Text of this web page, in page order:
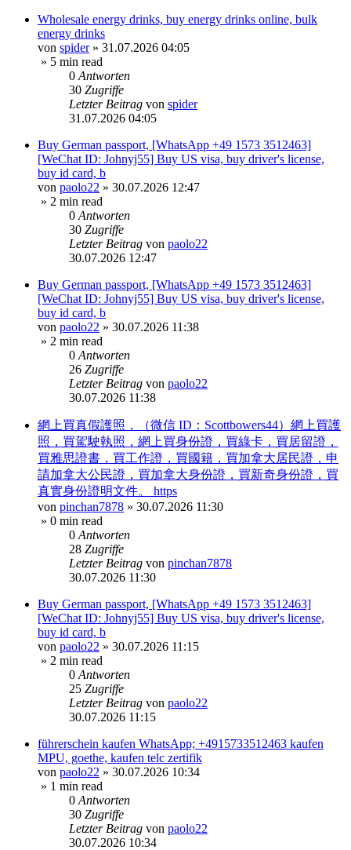
Wholesale energy drinks, buy energy drinks online, bulk
energy drinks
von spider» 31.07.2026 04:05
» 5 min read
0 Antworten
30 Zugriffe
Letzter Beitrag von spider
31.07.2026 04:05
Buy German passport, [WhatsApp +49 1573 3512463]
[WeChat ID: Johnyj55] Buy US visa, buy driver's license,
buy id card, b
von paolo22 » 30.07.2026 12:47
» 2 min read
0 Antworten
30 Zugriffe
Letzter Beitrag von paolo22
30.07.2026 12:47
Buy German passport, [WhatsApp +49 1573 3512463]
[WeChat ID: Johnyj55] Buy US visa, buy driver's license,
buy id card, b
von paolo22 » 30.07.2026 11:38
» 2 min read
0 Antworten
26 Zugriffe
Letzter Beitrag von paolo22
30.07.2026 11:38
網上買真假護照，（微信 ID：Scottbowers44）網上買護
照，買駕駛執照，網上買身份證，買綠卡，買居留證，
買雅思證書，買工作證，買國籍，買加拿大居民證，申
請加拿大公民證，買加拿大身份證，買新奇身份證，買
真實身份證明文件。 https
von pinchan7878 » 30.07.2026 11:30
» 0 min read
0 Antworten
28 Zugriffe
Letzter Beitrag von pinchan7878
30.07.2026 11:30
Buy German passport, [WhatsApp +49 1573 3512463]
[WeChat ID: Johnyj55] Buy US visa, buy driver's license,
buy id card, b
von paolo22 » 30.07.2026 11:15
» 2 min read
0 Antworten
25 Zugriffe
Letzter Beitrag von paolo22
30.07.2026 11:15
führerschein kaufen WhatsApp; +4915733512463 kaufen
MPU, goethe, kaufen telc zertifik
von paolo22 » 30.07.2026 10:34
» 1 min read
0 Antworten
30 Zugriffe
Letzter Beitrag von paolo22
30.07.2026 10:34